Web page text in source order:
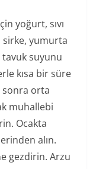
yoğurt, sıvı
sirke, yumurta
tavuk suyunu
kısa bir süre
sonra orta
muhallebi
Ocakta
alın.
gezdirin. Arzu